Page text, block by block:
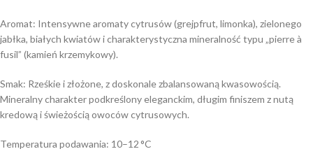
Aromat: Intensywne aromaty cytrusów (grejpfrut, limonka), zielonego
jabłka, białych kwiatów i charakterystyczna mineralność typu „pierre à
fusil” (kamień krzemykowy).
Smak: Rześkie i złożone, z doskonale zbalansowaną kwasowością.
Mineralny charakter podkreślony eleganckim, długim finiszem z nutą
kredową i świeżością owoców cytrusowych.
Temperatura podawania: 10–12 °C